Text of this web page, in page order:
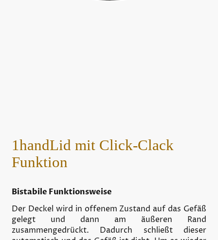
1handLid mit Click-Clack
Funktion
Bistabile Funktionsweise
Der Deckel wird in offenem Zustand auf das Gefäß
gelegt und dann am äußeren Rand
zusammengedrückt. Dadurch schließt dieser